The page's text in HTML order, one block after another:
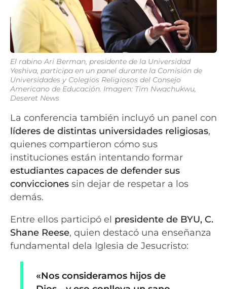
El rabino Ari Berman, presidente de la Universidad
Yeshiva, participa en un panel durante la Comisión de
Universidades y Colegios Religiosos del Consejo
Americano de Educación. Imagen: Tim Nwachukwu,
Deseret News
La conferencia también incluyó un panel con
líderes de distintas universidades religiosas,
quienes compartieron cómo sus
instituciones están intentando formar
estudiantes capaces de defender sus
convicciones sin dejar de respetar a los
demás.
Entre ellos participó el presidente de BYU, C.
Shane Reese, quien destacó una enseñanza
fundamental dela Iglesia de Jesucristo:
«Nos consideramos hijos de